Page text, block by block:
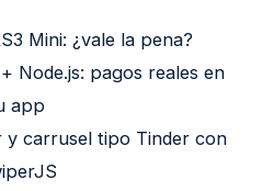
Mini: ¿vale la pena?
Node.js: pagos reales en
app
y carrusel tipo Tinder con